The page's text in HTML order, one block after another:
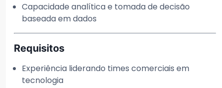
Capacidade analítica e tomada de decisão
baseada em dados
Requisitos
Experiência liderando times comerciais em
tecnologia